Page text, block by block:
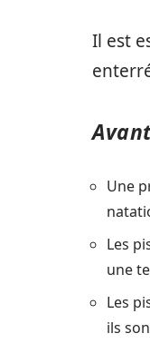
Il est
Une
Les
une
Les
ils